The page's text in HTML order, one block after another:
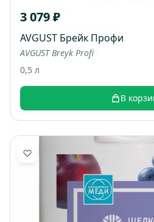
3 079 ₽
AVGUST Брейк Профи
AVGUST Breyk Profi
0,5 л
В